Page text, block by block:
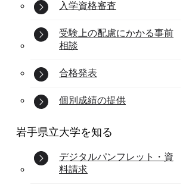
入学資格審査
受験上の配慮にかかる事前
相談
合格発表
個別成績の提供
岩手県立大学を知る
デジタルパンフレット・資
料請求